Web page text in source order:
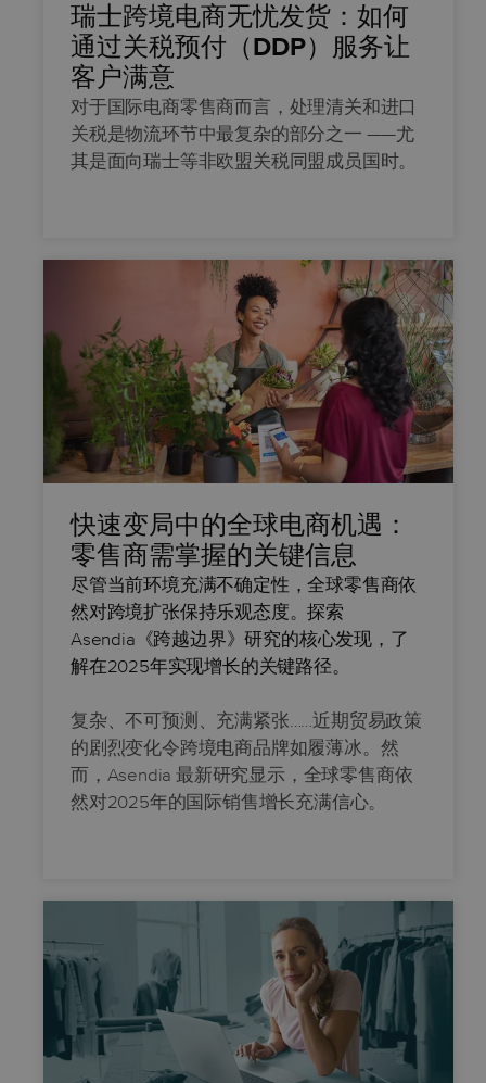
瑞士跨境电商无忧发货：如何
通过关税预付（DDP）服务让
客户满意
对于国际电商零售商而言，处理清关和进口
关税是物流环节中最复杂的部分之一 ——尤
其是面向瑞士等非欧盟关税同盟成员国时。
快速变局中的全球电商机遇：
零售商需掌握的关键信息
尽管当前环境充满不确定性，全球零售商依
然对跨境扩张保持乐观态度。探索
Asendia《跨越边界》研究的核心发现，了
解在2025年实现增长的关键路径。
复杂、不可预测、充满紧张……近期贸易政策
的剧烈变化令跨境电商品牌如履薄冰。然
而，Asendia 最新研究显示，全球零售商依
然对2025年的国际销售增长充满信心。